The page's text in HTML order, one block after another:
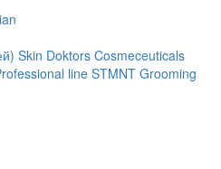
Skin Doktors Cosmeceuticals
line STMNT Grooming